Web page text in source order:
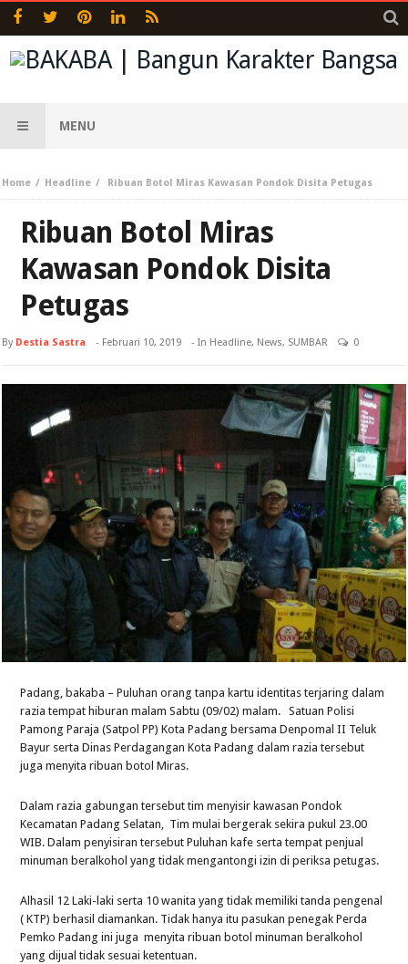
MENU
Home Headline Ribuan Botol Miras Kawasan Pondok Disita Petugas
Ribuan Botol Miras
Kawasan Pondok Disita
Petugas
By Destia Sastra - Februari 10, 2019 - In Headline, News, SUMBAR 0
Padang, bakaba – Puluhan orang tanpa kartu identitas terjaring dalam
razia tempat hiburan malam Sabtu (09/02) malam. Satuan Polisi
Pamong Paraja (Satpol PP) Kota Padang bersama Denpomal II Teluk
Bayur serta Dinas Perdagangan Kota Padang dalam razia tersebut
juga menyita ribuan botol Miras.
Dalam razia gabungan tersebut tim menyisir kawasan Pondok
Kecamatan Padang Selatan, Tim mulai bergerak sekira pukul 23.00
WIB. Dalam penyisiran tersebut Puluhan kafe serta tempat penjual
minuman beralkohol yang tidak mengantongi izin di periksa petugas.
Alhasil 12 Laki-laki serta 10 wanita yang tidak memiliki tanda pengenal
( KTP) berhasil diamankan. Tidak hanya itu pasukan penegak Perda
Pemko Padang ini juga menyita ribuan botol minuman beralkohol
yang dijual tidak sesuai ketentuan.